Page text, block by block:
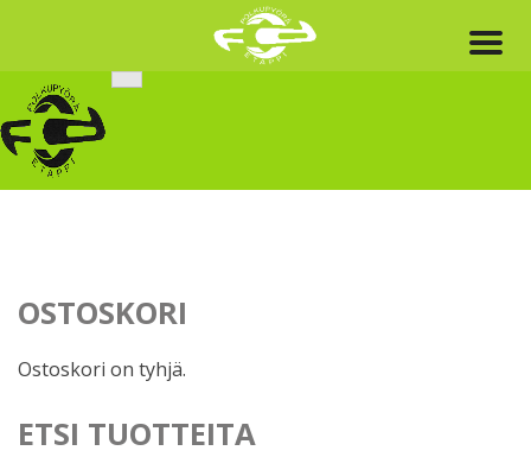
content
OSTOSKORI
Ostoskori on tyhjä.
ETSI TUOTTEITA